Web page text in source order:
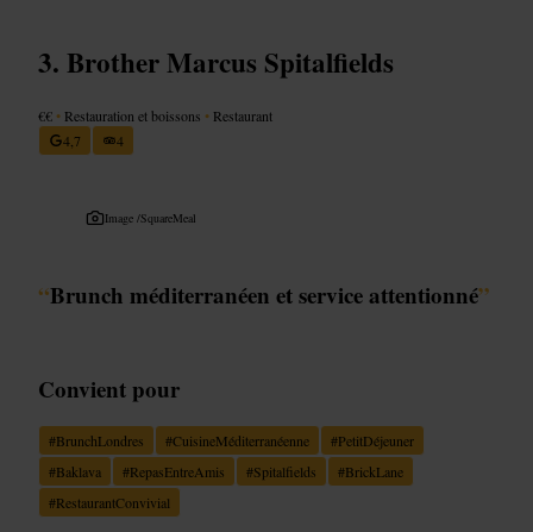
Brother Marcus Spitalfields
€€ • Restauration et boissons • Restaurant
4,7
4
Image /SquareMeal
“Brunch méditerranéen et service attentionné”
Convient pour
#BrunchLondres #CuisineMéditerranéenne #PetitDéjeuner
#Baklava #RepasEntreAmis #Spitalfields #BrickLane
#RestaurantConvivial